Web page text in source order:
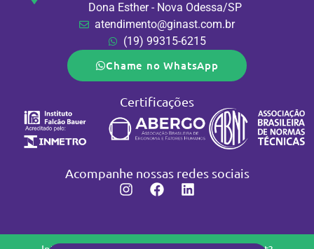
Dona Esther - Nova Odessa/SP
atendimento@ginast.com.br
(19) 99315-6215
Chame no WhatsApp
Certificações
Acompanhe nossas redes sociais